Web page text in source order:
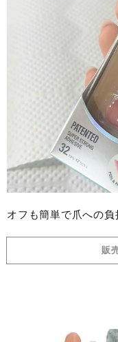
オフも簡単で爪への負
販